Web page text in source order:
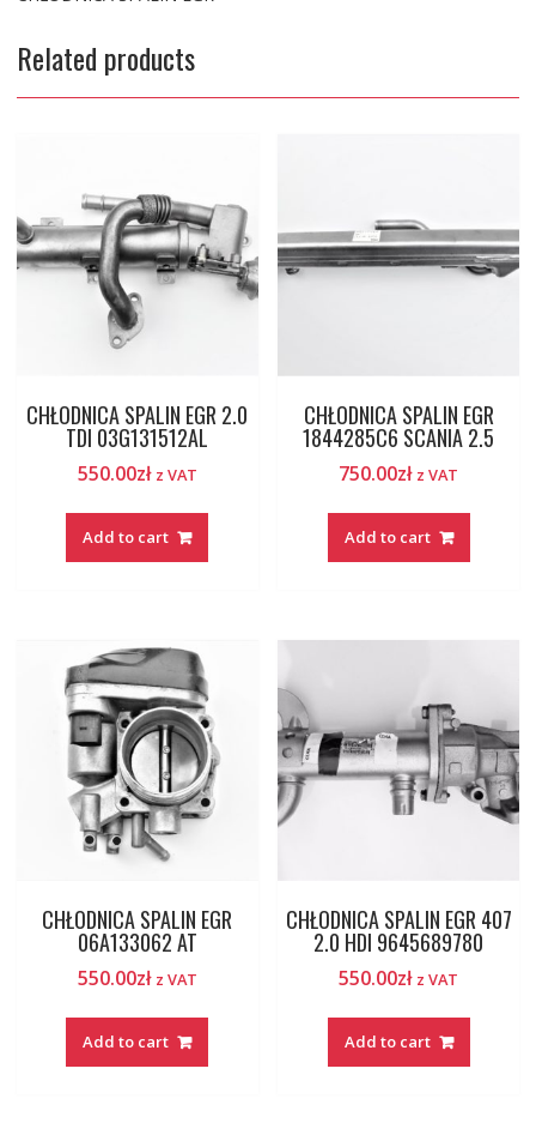
Related products
CHŁODNICA SPALIN EGR 2.0
TDI 03G131512AL
550.00zł z VAT
Add to cart
CHŁODNICA SPALIN EGR
1844285C6 SCANIA 2.5
750.00zł z VAT
Add to cart
CHŁODNICA SPALIN EGR
06A133062 AT
550.00zł z VAT
Add to cart
CHŁODNICA SPALIN EGR 407
2.0 HDI 9645689780
550.00zł z VAT
Add to cart